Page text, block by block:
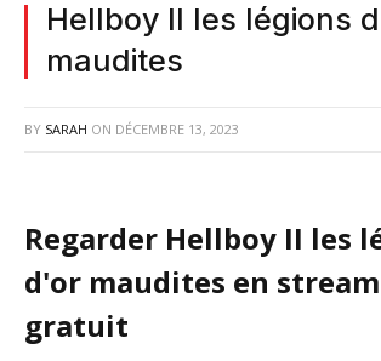
Hellboy II les légions
maudites
BY SARAH ON DÉCEMBRE 13, 2023
Regarder Hellboy II les
d'or maudites en
gratuit